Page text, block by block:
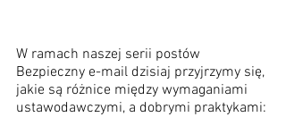
W ramach naszej serii postów
Bezpieczny e-mail dzisiaj przyjrzymy się,
jakie są różnice między wymaganiami
ustawodawczymi, a dobrymi praktykami: